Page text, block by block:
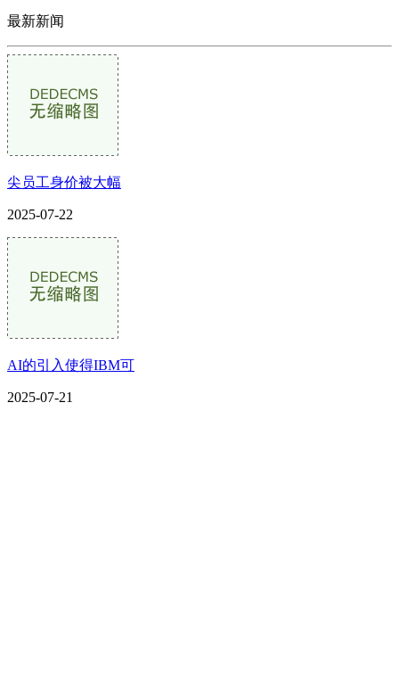
最新新闻
尖员工身价被大幅
2025-07-22
AI的引入使得IBM可
2025-07-21